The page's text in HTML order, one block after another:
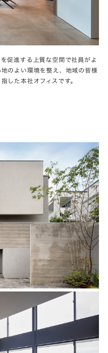
促進する上質な空間で社員がよ
のよい環境を整え、地域の皆様
した本社オフィスです。